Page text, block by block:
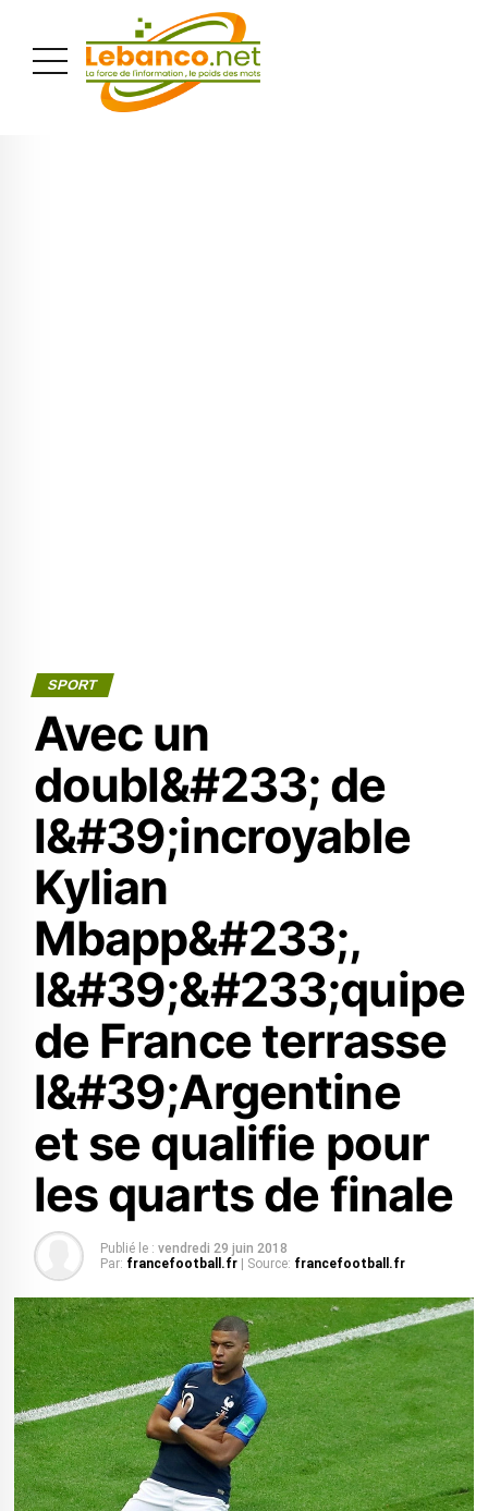
SPORT
Avec un
doubl&#233; de
l&#39;incroyable
Kylian
Mbapp&#233;,
l&#39;&#233;quipe
de France terrasse
l&#39;Argentine
et se qualifie pour
les quarts de finale
Publié le : vendredi 29 juin 2018
Par: francefootball.fr | Source: francefootball.fr